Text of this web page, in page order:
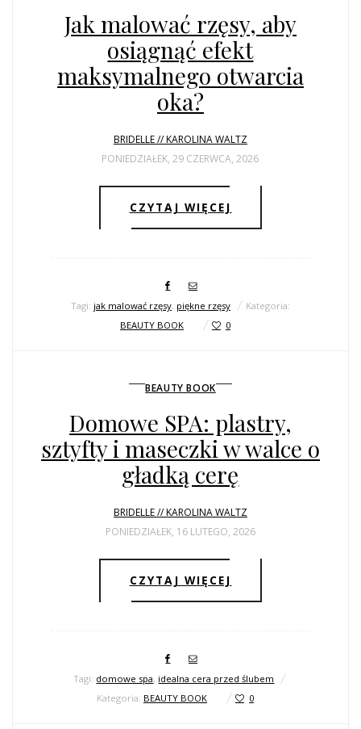
ŚLUBNE STYLE
MAGAZYNY
Jak malować rzęsy, aby
osiągnąć efekt
maksymalnego otwarcia
oka?
BRIDELLE // KAROLINA WALTZ
PONIEDZIAŁEK, 29 CZERWCA, 2026
CZYTAJ WIĘCEJ
Tagi: jak malować rzęsy, piękne rzęsy
Kategoria:
BEAUTY BOOK
0
BEAUTY BOOK
Domowe SPA: plastry,
sztyfty i maseczki w walce o
gładką cerę
BRIDELLE // KAROLINA WALTZ
PONIEDZIAŁEK, 16 LUTEGO, 2026
CZYTAJ WIĘCEJ
Tagi: domowe spa, idealna cera przed ślubem
Kategoria: BEAUTY BOOK 0